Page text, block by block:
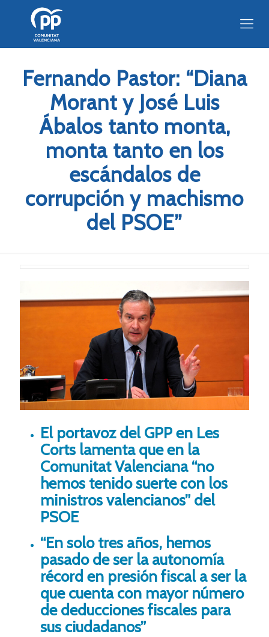
Fernando Pastor: “Diana
Morant y José Luis
Ábalos tanto monta,
monta tanto en los
escándalos de
corrupción y machismo
del PSOE”
El portavoz del GPP en Les
Corts lamenta que en la
Comunitat Valenciana “no
hemos tenido suerte con los
ministros valencianos” del
PSOE
“En solo tres años, hemos
pasado de ser la autonomía
récord en presión fiscal a ser la
que cuenta con mayor número
de deducciones fiscales para
sus ciudadanos”